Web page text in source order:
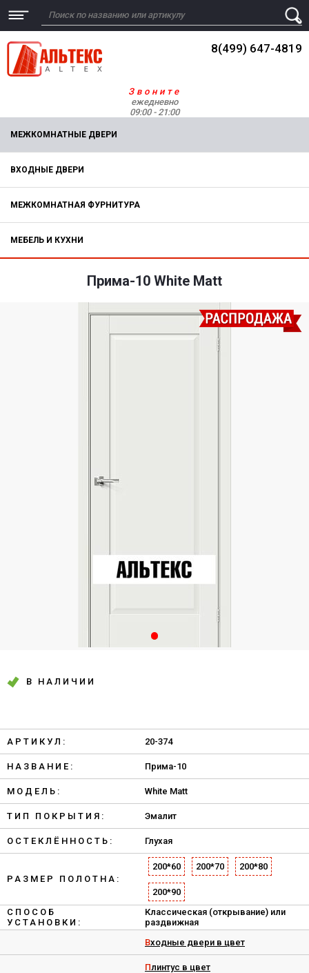
8(499) 647-4819
Звоните
ежедневно
09:00 - 21:00
МЕЖКОМНАТНЫЕ ДВЕРИ
ВХОДНЫЕ ДВЕРИ
МЕЖКОМНАТНАЯ ФУРНИТУРА
МЕБЕЛЬ И КУХНИ
Прима-10 White Matt
В НАЛИЧИИ
АРТИКУЛ: 20-374
НАЗВАНИЕ: Прима-10
МОДЕЛЬ: White Matt
ТИП ПОКРЫТИЯ: Эмалит
ОСТЕКЛЁННОСТЬ: Глухая
РАЗМЕР ПОЛОТНА:
200*60 200*70 200*80
200*90
СПОСОБ
УСТАНОВКИ:
Классическая (открывание) или
раздвижная
Входные двери в цвет
Плинтус в цвет